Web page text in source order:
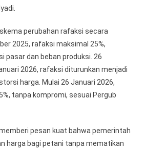
perubahan rafaksi secara
2025, rafaksi maksimal 25%,
pasar dan beban produksi. 26
2026, rafaksi diturunkan menjadi
harga. Mulai 26 Januari 2026,
tanpa kompromi, sesuai Pergub
pesan kuat bahwa pemerintah
harga bagi petani tanpa mematikan